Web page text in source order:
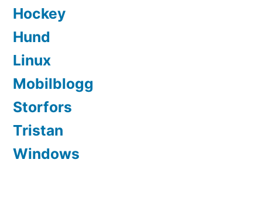
Hockey
Hund
Linux
Mobilblogg
Storfors
Tristan
Windows